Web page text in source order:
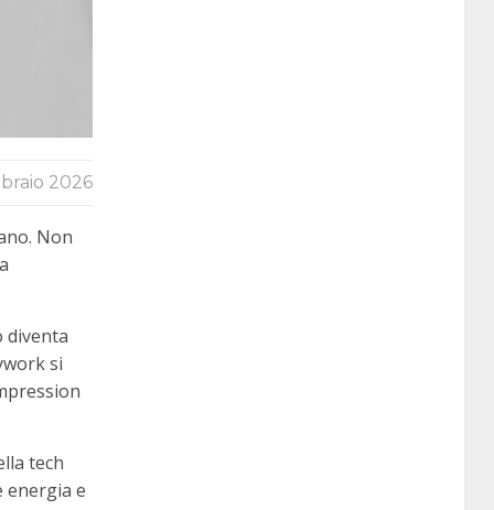
2026
Non
diventa
si
tech
energia e